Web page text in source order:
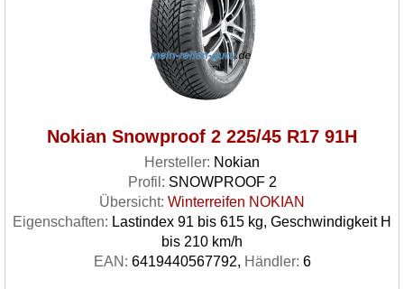
Nokian Snowproof 2 225/45 R17 91H
Hersteller: Nokian
Profil: SNOWPROOF 2
Übersicht: Winterreifen NOKIAN
Eigenschaften: Lastindex 91 bis 615 kg, Geschwindigkeit H
bis 210 km/h
EAN: 6419440567792, Händler: 6